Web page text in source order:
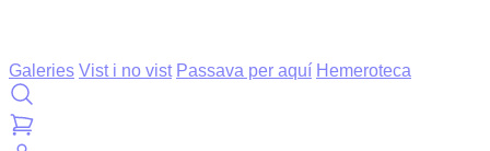
Galeries Vist i no vist Passava per aquí Hemeroteca